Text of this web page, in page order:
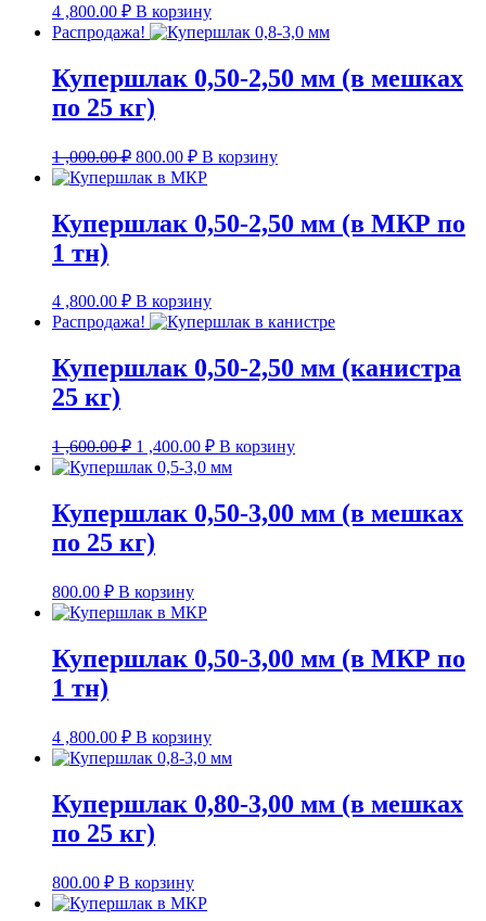
4 ,800.00 ₽ В корзину
Распродажа!
Купершлак 0,50-2,50 мм (в мешках
по 25 кг)
1 ,000.00₽ Первоначальная
цена
составляла
,000.00 ₽.
800.00 ₽Текущая
цена:
В корзину
Купершлак 0,50-2,50 мм (в МКР по
1 тн)
4 ,800.00 ₽ В корзину
Распродажа!
Купершлак 0,50-2,50 мм (канистра
25 кг)
1 ,600.00₽ Первоначальная
цена
составляла
,600.00 ₽.
1 ,400.00 ₽Текущая
цена:
1
,400.00 ₽.
В корзину
Купершлак 0,50-3,00 мм (в мешках
по 25 кг)
800.00 ₽ В корзину
Купершлак 0,50-3,00 мм (в МКР по
1 тн)
4 ,800.00 ₽ В корзину
Купершлак 0,80-3,00 мм (в мешках
по 25 кг)
800.00 ₽ В корзину